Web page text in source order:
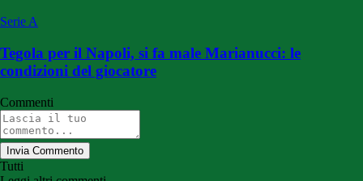
Serie A
Tegola per il Napoli, si fa male Marianucci: le
condizioni del giocatore
Commenti
Invia Commento
Tutti